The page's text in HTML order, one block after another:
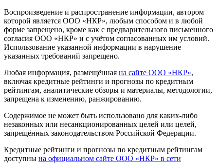
Воспроизведение и распространение информации, автором
которой является ООО «НКР», любым способом и в любой
форме запрещено, кроме как с предварительного письменного
согласия ООО «НКР» и с учётом согласованных им условий.
Использование указанной информации в нарушение
указанных требований запрещено.
Любая информация, размещённая на сайте ООО «НКР»,
включая кредитные рейтинги и прогнозы по кредитным
рейтингам, аналитические обзоры и материалы, методологии,
запрещена к изменению, ранжированию.
Содержимое не может быть использовано для каких-либо
незаконных или несанкционированных целей или целей,
запрещённых законодательством Российской Федерации.
Кредитные рейтинги и прогнозы по кредитным рейтингам
доступны на официальном сайте ООО «НКР» в сети